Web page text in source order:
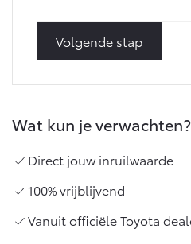
Volgende stap
Wat kun je verwachten?
Direct jouw inruilwaarde
100% vrijblijvend
Vanuit officiële Toyota